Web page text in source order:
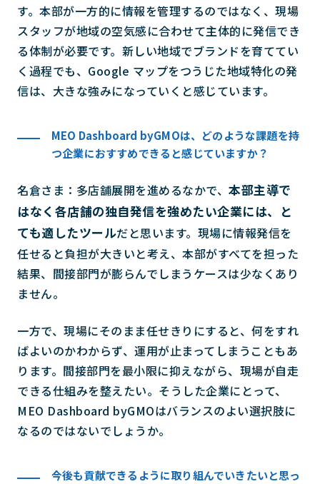
す。本部が一方的に情報を管理するのではなく、現場
スタッフが地域の空気感に合わせて主体的に発信でき
る体制が必要です。新しい地域でブランドを育ててい
く過程でも、Google マップをつうじた地域特化の発
信は、大きな強みになっていくと感じています。
MEO Dashboard byGMOは、どのような課題を持
つ企業におすすめできると感じていますか？
名倉さま：多店舗展開を進めるなかで、 本部主導で
はなく各店舗の独自発信を強めたい企業には、と
ても適したツールだと思います。現場に情報発信を
任せると負担が大きいと考え、本部がすべてを担った
結果、間接部門が膨らんでしまうケースは少なくあり
ません。
一方で、現場にそのまま任せきりにすると、何をすれ
ばよいのかわからず、運用が止まってしまうこともあ
ります。間接部門を最小限に抑えながら、現場が自走
できる仕組みを整えたい。そうした企業にとって、
MEO Dashboard byGMOはバランスのよい選択肢に
なるのではないでしょうか。
今後も貢献できるように取り組んでいきたいと思っ